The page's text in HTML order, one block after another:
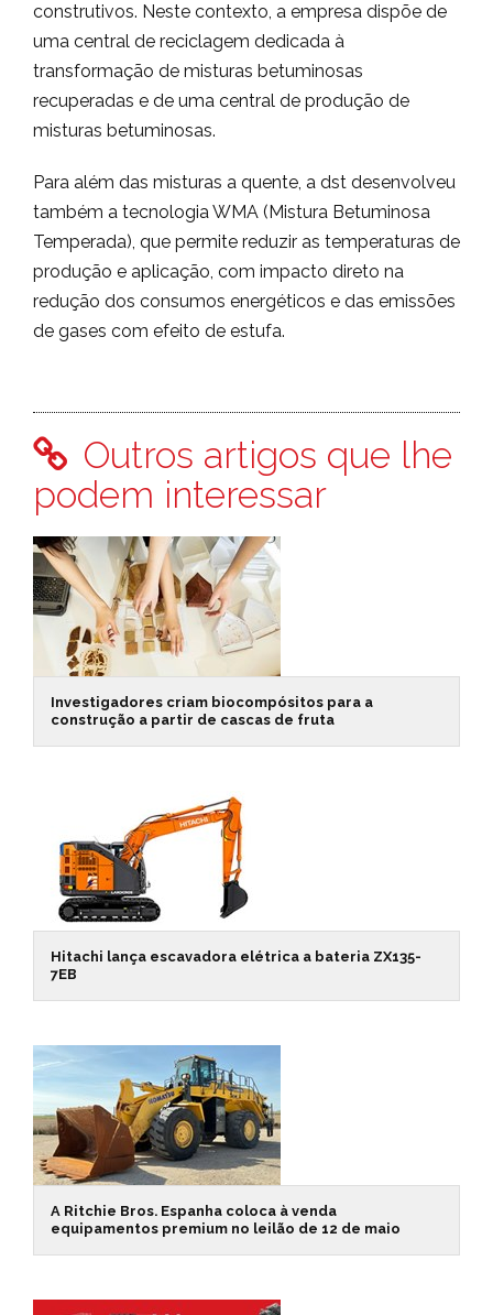
construtivos. Neste contexto, a empresa dispõe de
uma central de reciclagem dedicada à
transformação de misturas betuminosas
recuperadas e de uma central de produção de
misturas betuminosas.
Para além das misturas a quente, a dst desenvolveu
também a tecnologia WMA (Mistura Betuminosa
Temperada), que permite reduzir as temperaturas de
produção e aplicação, com impacto direto na
redução dos consumos energéticos e das emissões
de gases com efeito de estufa.
Outros artigos que lhe
podem interessar
Investigadores criam biocompósitos para a
construção a partir de cascas de fruta
Hitachi lança escavadora elétrica a bateria ZX135-
7EB
A Ritchie Bros. Espanha coloca à venda
equipamentos premium no leilão de 12 de maio